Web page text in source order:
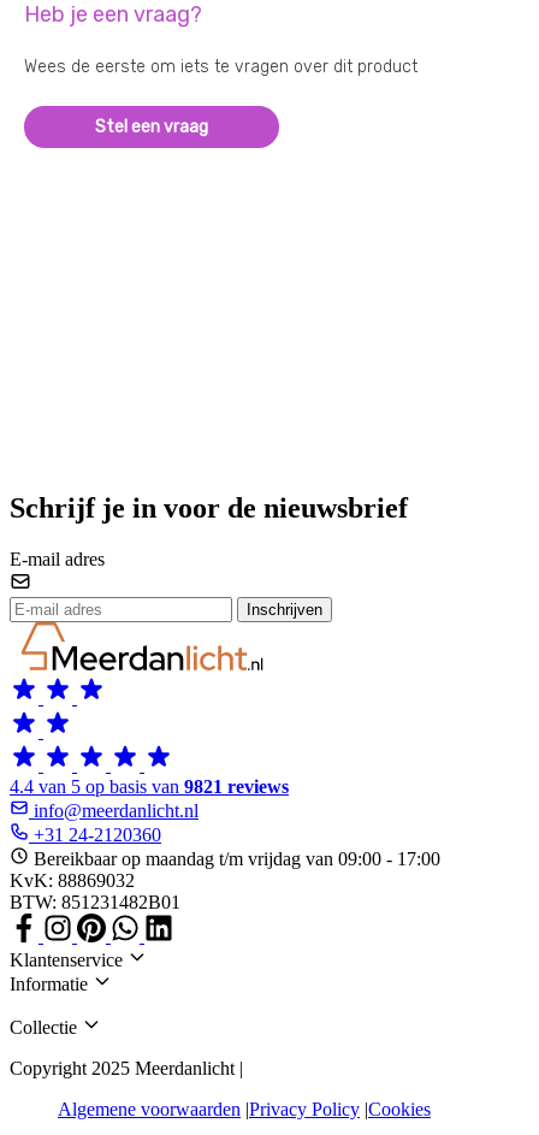
Heb je een vraag?
Wees de eerste om iets te vragen over dit product
Stel een vraag
Schrijf je in voor de nieuwsbrief
E-mail adres
Inschrijven
4.4 van 5 op basis van 9821 reviews
info@meerdanlicht.nl
+31 24-2120360
Bereikbaar op maandag t/m vrijdag van 09:00 - 17:00
KvK: 88869032
BTW: 851231482B01
Klantenservice
Informatie
Collectie
Copyright 2025 Meerdanlicht |
Algemene voorwaarden Privacy Policy Cookies